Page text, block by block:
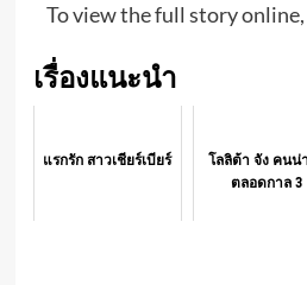
To view the full story
เรื่องแนะนำ
แรกรัก สาวเชียร์เบียร์
โลลิต้า จัง คนน่
ตลอดกาล 3